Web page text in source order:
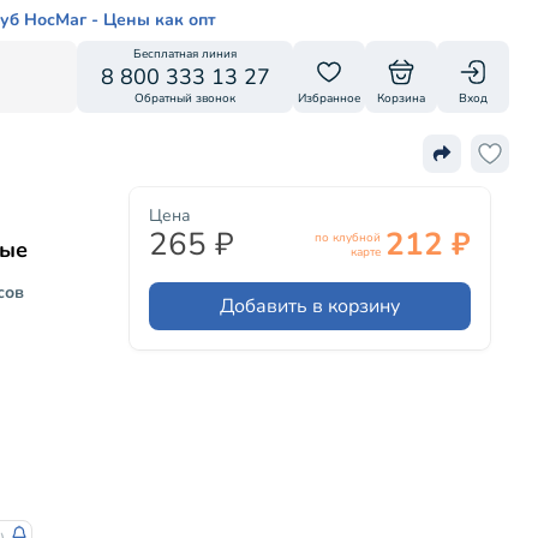
НосМаг - Цены как опт
Бесплатная линия
8 800 333 13 27
Обратный звонок Избранное Корзина Вход
Цена
265 ₽
по клубной
карте 212 ₽
Добавить в корзину